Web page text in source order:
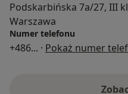
Podskarbińska 7a/27, III
Warszawa
Numer telefonu
+486... · Pokaż numer